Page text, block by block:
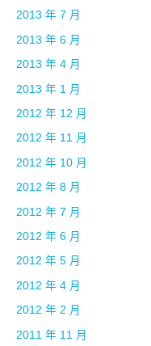
2013 年 7 月
2013 年 6 月
2013 年 4 月
2013 年 1 月
2012 年 12 月
2012 年 11 月
2012 年 10 月
2012 年 8 月
2012 年 7 月
2012 年 6 月
2012 年 5 月
2012 年 4 月
2012 年 2 月
2011 年 11 月